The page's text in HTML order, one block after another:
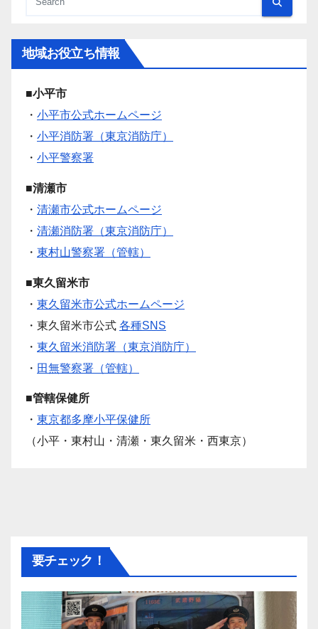
地域お役立ち情報
■小平市
・ 小平市公式ホームページ
・ 小平消防署（東京消防庁）
・ 小平警察署
■清瀬市
・ 清瀬市公式ホームページ
・ 清瀬消防署（東京消防庁）
・ 東村山警察署（管轄）
■東久留米市
・ 東久留米市公式ホームページ
・東久留米市公式 各種SNS
・ 東久留米消防署（東京消防庁）
・ 田無警察署（管轄）
■管轄保健所
・ 東京都多摩小平保健所
（小平・東村山・清瀬・東久留米・西東京）
要チェック！